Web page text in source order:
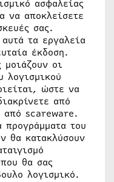
ασφαλείας
να αποκλείσετε
σας.
τα εργαλεία
έκδοση.
οι
λογισμικού
ώστε να
από
από scareware.
προγράμματα του
θα κατακλύσουν
θα σας
λογισμικό.